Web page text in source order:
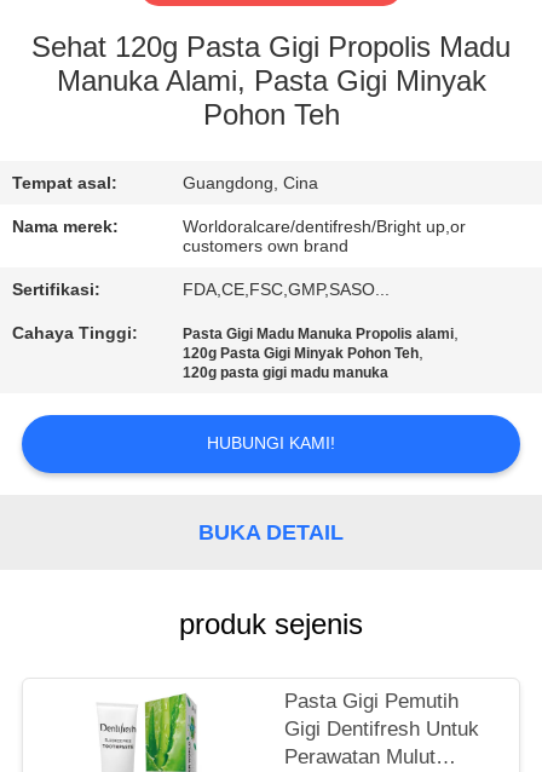
TUR
PABRIK
KUALITAS
KAMI
PERMINTAAN
PENAWARAN
KEBIJAKAN
Sehat 120g Pasta Gigi Propolis Madu
Manuka Alami, Pasta Gigi Minyak
Pohon Teh
Tempat asal: Guangdong, Cina
Nama merek:
Worldoralcare/dentifresh/Bright up,or
customers own brand
Sertifikasi: FDA,CE,FSC,GMP,SASO...
Cahaya Tinggi: Pasta Gigi Madu Manuka Propolis alami,
120g Pasta Gigi Minyak Pohon Teh,
120g pasta gigi madu manuka
HUBUNGI KAMI!
BUKA DETAIL
produk sejenis
Pasta Gigi Pemutih
Gigi Dentifresh Untuk
Perawatan Mulut